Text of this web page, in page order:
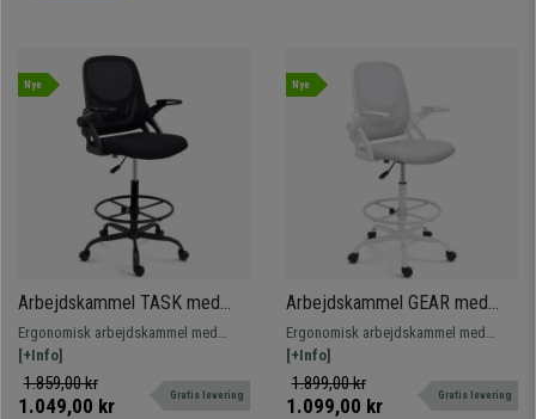
Nye
Arbejdskammel TASK med
Mesh Ryglæn, Klapbare
Armlæn og Justerbar
Fodstøtte, Sort
Ergonomisk arbejdskammel med
mesh-ryglæn, klapbare armlæn og
fodstøtte. Ideel til høje
arbejdsstationer og daglig brug.
[+Info]
1.859,00 kr
1.049,00 kr Gratis levering
Nye
Arbejdskammel GEAR med
Mesh Ryglæn, Klapbare
Armlæn og Justerbar
Fodstøtte, Grå
Ergonomisk arbejdskammel med
mesh-ryglæn, klapbare armlæn og
fodstøtte. Ideel til høje
arbejdsstationer og daglig brug.
[+Info]
1.899,00 kr
1.099,00 kr Gratis levering